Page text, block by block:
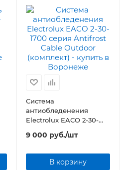
Система
антиобледенения
Electrolux EACO 2-30-
1700 серия Antifrost
Cable Outdoor
9 000 руб./шт
В корзину